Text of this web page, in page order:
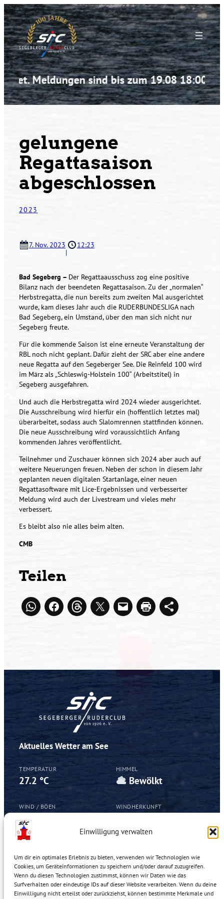
Einwilligung verwalten
Um dir ein optimales Erlebnis zu bieten, verwenden wir Technologien wie
Cookies, um Geräteinformationen zu speichern und/oder darauf zuzugreifen.
Wenn du diesen Technologien zustimmst, können wir Daten wie das
Surfverhalten oder eindeutige IDs auf dieser Website verarbeiten. Wenn du deine
Einwilligung nicht erteilst oder zurückziehst, können bestimmte Merkmale und
Zum
Inhalt
springen
Meldungen sind bis zum 19.08 18:00 Uhr
gelungene
Regattasaison
abgeschlossen
2023
7. Nov. 2023
|
12:23
Bad Segeberg – Der Regattaausschuss zog eine positive
Bilanz nach der beendeten Regattasaison. Zu der „normalen“
Herbstregatta, die nun bereits zum zweiten Mal ausgerichtet
wurde, kam dieses Jahr auch die RUDERBUNDESLIGA nach
Bad Segeberg, ein Umstand, über den man sich nicht nur
Segeberg freute.
Für die kommende Saison ist eine erneute Veranstaltung der
RBL noch nicht geplant. Dafür zieht der SRC aber eine andere
neue Regatta auf den Segeberger See. Die Reinfeld 100 wird
im März als „Schleswig-Holstein 100“ (Arbeitstitel) in
Segeberg ausgefahren.
Und auch die Herbstregatta wird 2024 wieder ausgerichtet.
Die Ausschreibung wird hierfür ein (hoffentlich letztes mal)
überarbeitet, sodass auch Slalomrennen stattfinden können.
Die neue Ausschreibung wird voraussichtlich Anfang
kommenden Jahres veröffentlicht.
Teilnehmer und Zuschauer können sich 2024 aber auch auf
weitere Neuerungen freuen. Neben der schon in diesem Jahr
geplanten neuen digitalen Startanlage, einer neuen
Regattasoftware mit Lice-Ergebnissen und verbesserter
Meldung wird auch der Livestream und vieles mehr
verbessert.
Es bleibt also nie alles beim alten.
CMB
Teilen
Aktuelles Wetter am See
TEMPERATUR
27.2 °C
HIMMEL
Bewölkt
WIND / BÖEN
17.3 / 27.4
WINDHERKUNFT
Segeberger Ruderclub von 1926 e.V.
Winklersgang 4
23795 Bad Segeberg